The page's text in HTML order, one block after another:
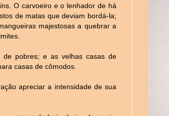
O carvoeiro e o lenhador de há
de matas que deviam bordá-la;
majestosas a quebrar a
de pobres; e as velhas casas de
casas de cômodos.
apreciar a intensidade de sua